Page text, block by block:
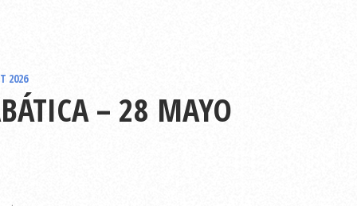
2026
– 28 MAYO